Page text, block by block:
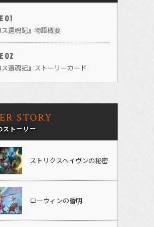
01
ス還魂記』物語概要
02
ス還魂記』ストーリーカード
STORY
ストーリー
ストリクスヘイヴンの秘密
ローウィンの昏明